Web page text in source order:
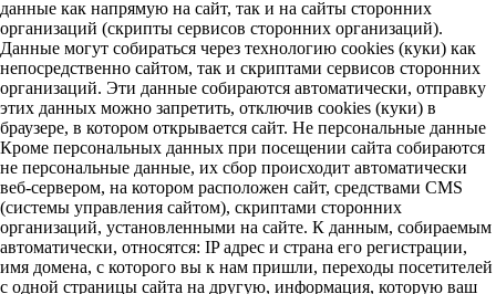
данные как напрямую на сайт, так и на сайты сторонних
организаций (скрипты сервисов сторонних организаций).
Данные могут собираться через технологию cookies (куки) как
непосредственно сайтом, так и скриптами сервисов сторонних
организаций. Эти данные собираются автоматически, отправку
этих данных можно запретить, отключив cookies (куки) в
браузере, в котором открывается сайт. Не персональные данные
Кроме персональных данных при посещении сайта собираются
не персональные данные, их сбор происходит автоматически
веб-сервером, на котором расположен сайт, средствами CMS
(системы управления сайтом), скриптами сторонних
организаций, установленными на сайте. К данным, собираемым
автоматически, относятся: IP адрес и страна его регистрации,
имя домена, с которого вы к нам пришли, переходы посетителей
с одной страницы сайта на другую, информация, которую ваш